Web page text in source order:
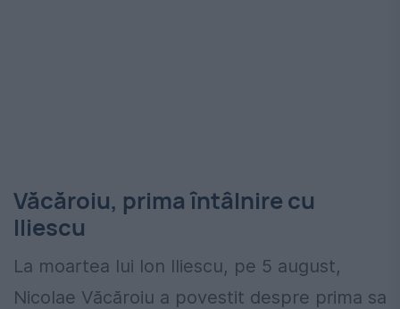
Văcăroiu, prima întâlnire cu
Iliescu
La moartea lui Ion Iliescu, pe 5 august,
Nicolae Văcăroiu a povestit despre prima sa